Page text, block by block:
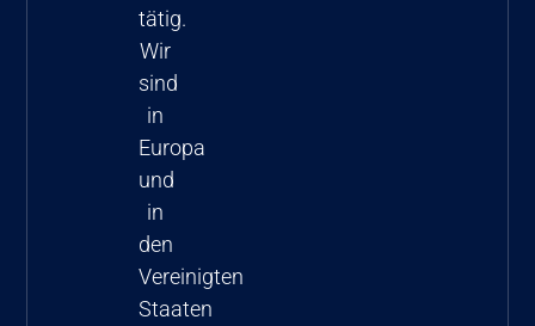
tätig.
Wir
sind
in
Europa
und
in
den
Vereinigten
Staaten